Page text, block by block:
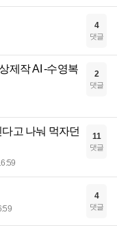
4
댓글
제작 AI -수영복
2
댓글
고 나눠 먹자던
11
댓글
4
댓글